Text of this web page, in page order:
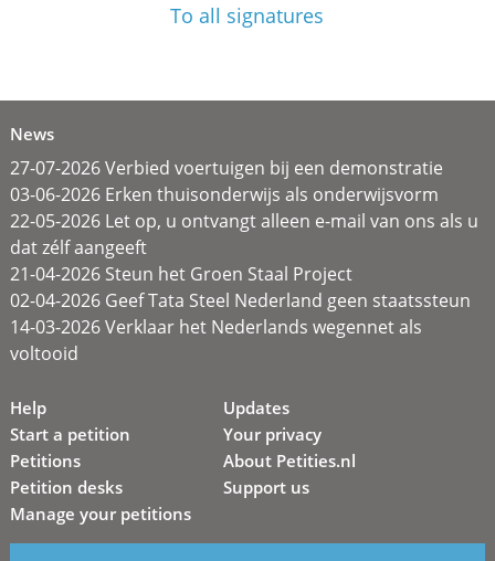
To all signatures
News
27-07-2026 Verbied voertuigen bij een demonstratie
03-06-2026 Erken thuisonderwijs als onderwijsvorm
22-05-2026 Let op, u ontvangt alleen e-mail van ons als u
dat zélf aangeeft
21-04-2026 Steun het Groen Staal Project
02-04-2026 Geef Tata Steel Nederland geen staatssteun
14-03-2026 Verklaar het Nederlands wegennet als
voltooid
Help
Start a petition
Petitions
Petition desks
Manage your petitions
Updates
Your privacy
About Petities.nl
Support us